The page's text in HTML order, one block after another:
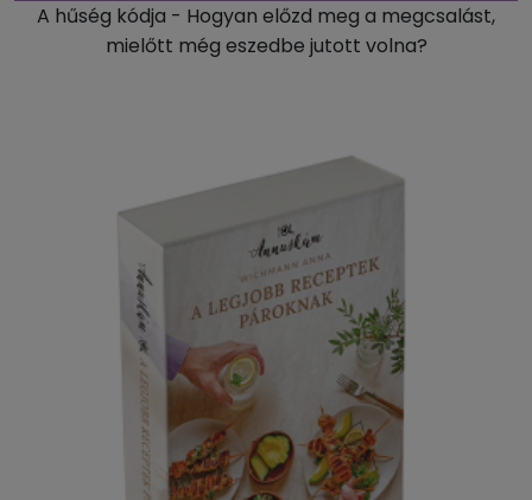
A hűség kódja - Hogyan előzd meg a megcsalást,
mielőtt még eszedbe jutott volna?